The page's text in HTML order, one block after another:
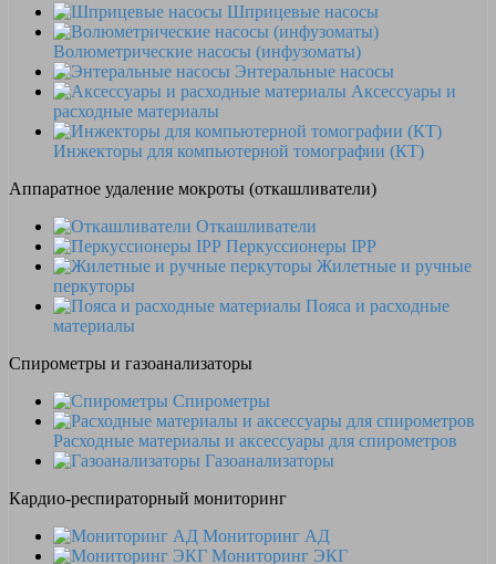
Шприцевые насосы
Волюметрические насосы (инфузоматы)
Энтеральные насосы
Аксессуары и
расходные материалы
Инжекторы для компьютерной томографии (КТ)
Аппаратное удаление мокроты (откашливатели)
Откашливатели
Перкуссионеры IPP
Жилетные и ручные
перкуторы
Пояса и расходные
материалы
Спирометры и газоанализаторы
Спирометры
Расходные материалы и аксессуары для спирометров
Газоанализаторы
Кардио-респираторный мониторинг
Мониторинг АД
Мониторинг ЭКГ